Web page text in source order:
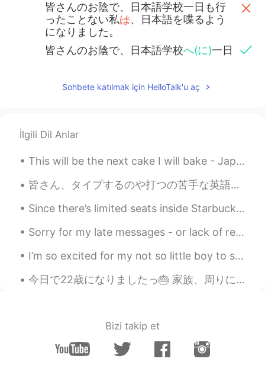
皆さんのお陰で、日本語学校一日も行
ったことない私は、日本語を喋るよう
になりました。
皆さんのお陰で、日本語学校へ(に)一日
ステージ99になって、781個 の四字熟語
を勉強しました。
JP EN
皆さんのお陰で、日本語学校一日も行
になりました。
皆さんのお陰で、日本語学校へ
一日も
行ったことない私は、日本語を喋
昨日の夜ダウンロードして、一気にス
テージ99になって、781個四字熟語を勉
強しました。
Sohbete katılmak için HelloTalk'u aç
İlgili Dil Anlar
This will be the next cake I will bake - Japanese strawberry shortcake. Looks delicious doesn't i...
皆さん、タイプするのや打つの苦手な英語がありますか？ 私にとっては日本語の"ミーティング"が難しいです。仕事でメールやリポートを書くときによく出てくる言葉なので、ほぼ毎回書き直すことになります...
Since there’s limited seats inside Starbucks I had to sit outside. The Starbucks employee wrote o...
Sorry for my late messages - or lack of response... I have been so busy with work lately 😓 and oc...
I’m so excited for my not so little boy to start preschool tomorrow. Went and got some new clothe...
今日で22歳になりましたっ🎂 家族、周りにいる。大切な方々いつも応援してくれる。みなさまありがとうございます！これからもよろしくお願いします。たくさんのメッセージをありがとうううう。 美味しいも...
Bizi takip et